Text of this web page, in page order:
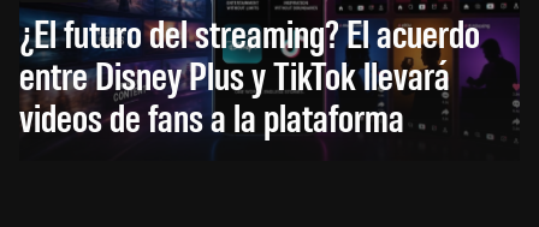
¿El futuro del streaming? El acuerdo
entre Disney Plus y TikTok llevará
videos de fans a la plataforma